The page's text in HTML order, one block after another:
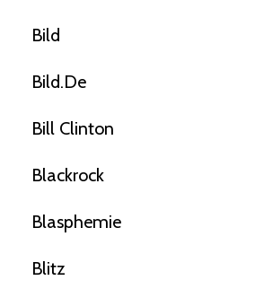
Bild
Bild.de
Bill Clinton
Blackrock
Blasphemie
Blitz